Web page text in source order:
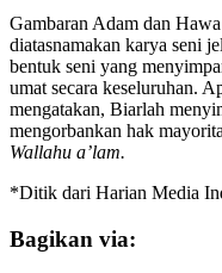
Gambaran Adam dan
diatasnamakan karya seni
bentuk seni yang
umat secara keseluruhan.
mengatakan, Biarlah
mengorbankan hak
Wallahu a’lam.
*Ditik dari Harian Media
Bagikan via: